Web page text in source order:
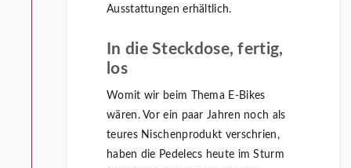
Ausstattungen erhältlich.
In die Steckdose, fertig,
los
Womit wir beim Thema E-Bikes
wären. Vor ein paar Jahren noch als
teures Nischenprodukt verschrien,
haben die Pedelecs heute im Sturm